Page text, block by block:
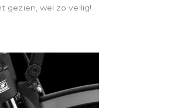
gezien, wel zo veilig!